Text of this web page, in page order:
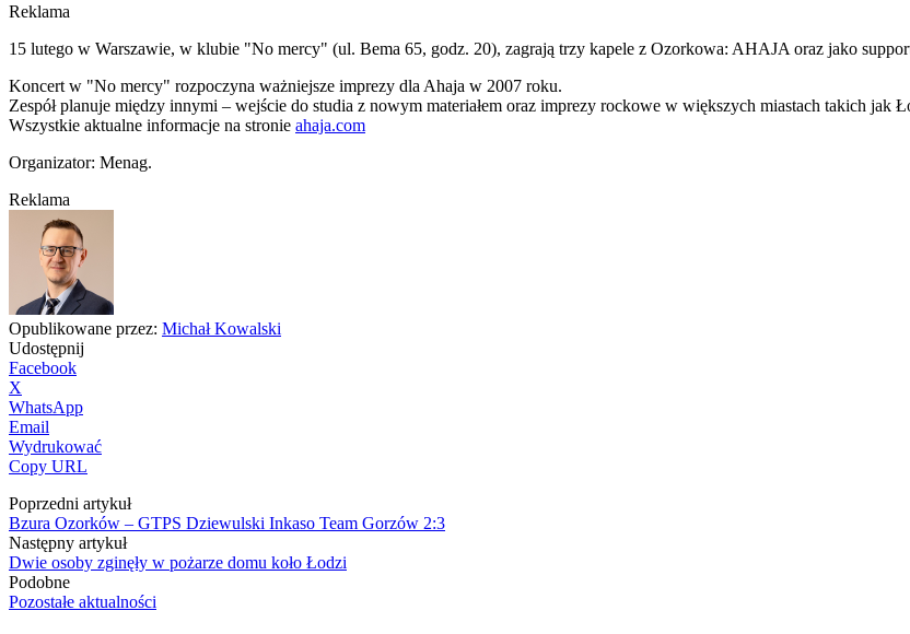
Reklama
15 lutego w Warszawie, w klubie "No mercy" (ul. Bema 65, godz. 20), zagrają trzy kapele z Ozorkowa: AHAJA oraz jako
Koncert w "No mercy" rozpoczyna ważniejsze imprezy dla Ahaja w 2007 roku.
Zespół planuje między innymi – wejście do studia z nowym materiałem oraz imprezy rockowe w większych miastach takich jak
Wszystkie aktualne informacje na stronie ahaja.com
Organizator: Menag.
Reklama
Opublikowane przez: Michał Kowalski
Udostępnij
Facebook
X
WhatsApp
Email
Wydrukować
Copy URL
Poprzedni artykuł
Bzura Ozorków – GTPS Dziewulski Inkaso Team Gorzów 2:3
Następny artykuł
Dwie osoby zginęły w pożarze domu koło Łodzi
Podobne
Pozostałe aktualności